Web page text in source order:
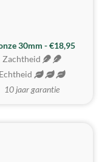
BESTE KOOP
30mm - €18,95
Zachtheid
Echtheid
10 jaar garantie